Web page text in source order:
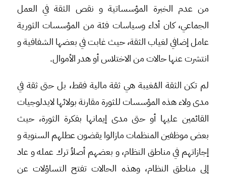
من عدم الخبرة المؤسساتية و نقص الثقة في العمل
الجماعي، كان أداء وسياسات فئة من المؤسسات الثورية
عامل إضافي لغياب الثقة، حيث غابت في بعضها الشفافية و
انتشرت عنها حالات من الاختلاس أو هدر الأموال.
لم تكن الثقة المُغيبة هي ثقة مالية فقط، بل حتى ثقة في
مدى ولاء هذه المؤسسات للثورة مقارنة بولائها لايدلوجيات
القائمين عليها أو حتى مدى إيمانها بفكرة الثورة، حيث
بعض موظفين المنظمات مازالوا يقضون عطلهم السنوية و
إجازاتهم في مناطق النظام، و بعضهم أصلاُ ترك عمله و عاد
إلى مناطق النظام، وهذه الحالات تفتح التساؤلات عن